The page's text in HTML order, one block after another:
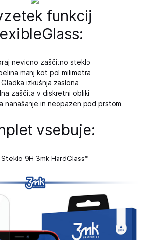
funkcij
nevidno zaščitno steklo
manj kot pol milimetra
Gladka izkušnja zaslona
zaščita v diskretni obliki
nanašanje in neopazen pod prstom
vsebuje:
Steklo 9H 3mk HardGlass™